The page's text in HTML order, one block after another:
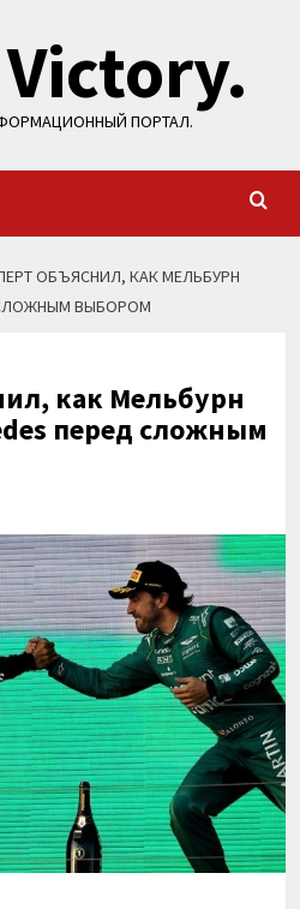
ПОРТАЛ.
ОБЪЯСНИЛ, КАК МЕЛЬБУРН
СЛОЖНЫМ ВЫБОРОМ
как Мельбурн
перед сложным